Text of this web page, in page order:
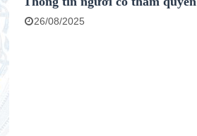
26/08/2025